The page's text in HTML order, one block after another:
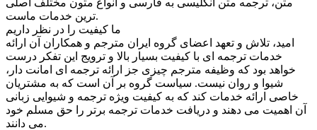
ترین خدمات ماست.
ما کیفیت را در نظر داریم
امید، تلاش و تعهد اعضای گروه ایران مترجم و همکاران آن ارائه
خدمات ترجمه ای با کیفیت بسیار بالا و ترویج این تفکر درست
خواهد بود که وظیفه مترجم چیزی جز ارائه ترجمه ای امانت دار،
شیوا و روان نیست. سیاست گروه بر آن است که به مشتریان
خاصی ارائه خدمات کند که به کیفیت ویژه ترجمه و شیوایی زبانی
آن اهمیت می دهند و دریافت خدمات ترجمه برتر را حق مسلم خود
می دانند.